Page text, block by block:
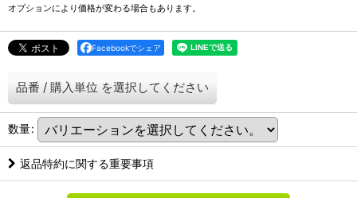
オプションにより価格が変わる場合もあります。
Facebookでシェア
品番 / 購入単位 を選択してください
数量:
返品特約に関する重要事項